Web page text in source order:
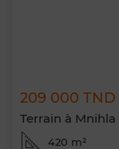
209 000 TND
Terrain à Mnihla
420 m²